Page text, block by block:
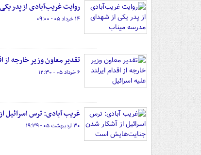
روایت غریب‌آبادی از پدر
۱۴ خرداد ۰۵ - ۰۹:۰۰
تقدیر معاون وزیر خارجه از
۶ خرداد ۰۵ - ۱۲:۳۰
غریب آبادی: ترس اسرائیل
۳۰ اردیبهشت ۰۵ - ۱۹:۳۹